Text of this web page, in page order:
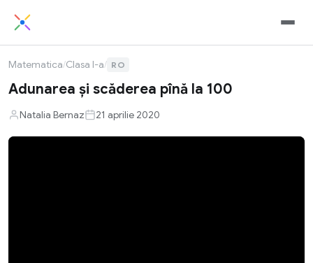
Matematica/Clasa I-a/ RO
Adunarea şi scăderea pînă la 100
Natalia Bernaz 21 aprilie 2020